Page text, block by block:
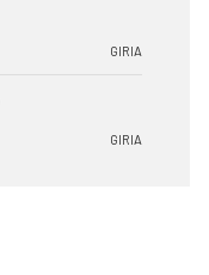
GIRIA
GIRIA